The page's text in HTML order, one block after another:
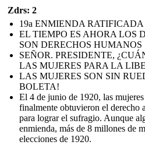
Zdrs: 2
19a ENMIENDA RATIFICADA
EL TIEMPO ES AHORA LOS
SON DERECHOS HUMANOS
SEÑOR. PRESIDENTE,
LAS MUJERES PARA LA
LAS MUJERES SON SIN
BOLETA!
El 4 de junio de 1920, las
finalmente obtuvieron el derecho
para lograr el sufragio. Aunque
enmienda, más de 8 millones de
elecciones de 1920.